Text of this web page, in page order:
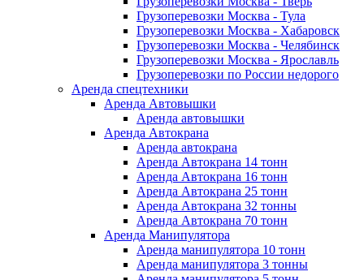
Грузоперевозки Москва - Тула
Грузоперевозки Москва - Хабаровск
Грузоперевозки Москва - Челябинск
Грузоперевозки Москва - Ярославль
Грузоперевозки по России недорого
Аренда спецтехники
Аренда Автовышки
Аренда автовышки
Аренда Автокрана
Аренда автокрана
Аренда Автокрана 14 тонн
Аренда Автокрана 16 тонн
Аренда Автокрана 25 тонн
Аренда Автокрана 32 тонны
Аренда Автокрана 70 тонн
Аренда Манипулятора
Аренда манипулятора 10 тонн
Аренда манипулятора 3 тонны